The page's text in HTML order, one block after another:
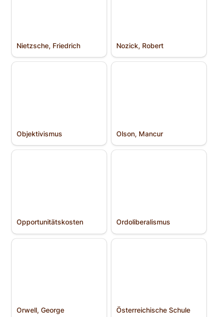
Nietzsche, Friedrich Nozick, Robert
Objektivismus
Objektivismus
Olson, Mancur
Olson, Mancur
Opportunitäts­kosten
Opportunitäts­kosten
Ordoliberalismus
Ordoliberalismus
Orwell, George
Orwell, George
Österreichische Schule
Österreichische Schule